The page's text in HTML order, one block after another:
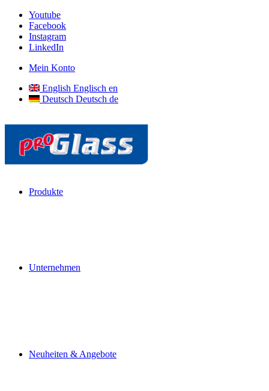
Youtube
Facebook
Instagram
LinkedIn
Mein Konto
English Englisch en
Deutsch Deutsch de
Produkte
Unternehmen
Neuheiten & Angebote